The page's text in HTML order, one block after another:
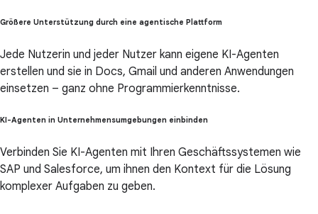
Größere Unterstützung durch eine agentische Plattform
Jede Nutzerin und jeder Nutzer kann eigene KI-Agenten
erstellen und sie in Docs, Gmail und anderen Anwendungen
einsetzen – ganz ohne Programmierkenntnisse.
KI-Agenten in Unternehmensumgebungen einbinden
Verbinden Sie KI-Agenten mit Ihren Geschäftssystemen wie
SAP und Salesforce, um ihnen den Kontext für die Lösung
komplexer Aufgaben zu geben.